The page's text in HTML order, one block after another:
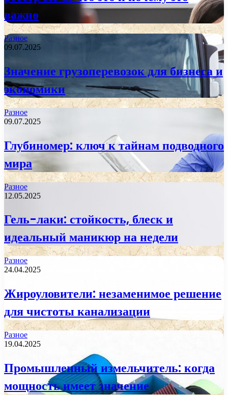
важно
Разное
09.07.2025
Значение грузоперевозок для бизнеса и
экономики
Разное
09.07.2025
Глубиномер: ключ к тайнам подводного
мира
Разное
12.05.2025
Гель-лаки: стойкость, блеск и
идеальный маникюр на недели
Разное
24.04.2025
Жироуловители: незаменимое решение
для чистоты канализации
Разное
19.04.2025
Промышленный измельчитель: когда
мощность имеет значение